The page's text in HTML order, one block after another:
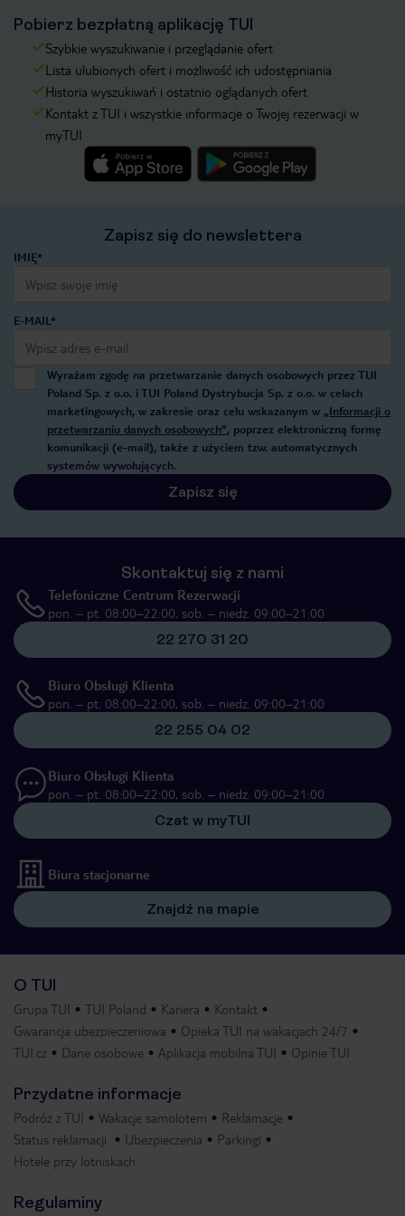
Pobierz bezpłatną aplikację TUI
Szybkie wyszukiwanie i przeglądanie ofert
Lista ulubionych ofert i możliwość ich udostępniania
Historia wyszukiwań i ostatnio oglądanych ofert
Kontakt z TUI i wszystkie informacje o Twojej rezerwacji w
myTUI
Zapisz się do newslettera
IMIĘ*
E-MAIL*
Wyrażam zgodę na przetwarzanie danych osobowych przez TUI
Poland Sp. z o.o. i TUI Poland Dystrybucja Sp. z o.o. w celach
marketingowych, w zakresie oraz celu wskazanym w „Informacji o
przetwarzaniu danych osobowych”, poprzez elektroniczną formę
komunikacji (e-mail), także z użyciem tzw. automatycznych
systemów wywołujących.
Zapisz się
Skontaktuj się z nami
Telefoniczne Centrum Rezerwacji
pon. – pt. 08:00–22:00, sob. – niedz. 09:00–21:00
22 270 31 20
Biuro Obsługi Klienta
pon. – pt. 08:00–22:00, sob. – niedz. 09:00–21:00
22 255 04 02
Biuro Obsługi Klienta
pon. – pt. 08:00–22:00, sob. – niedz. 09:00–21:00
Czat w myTUI
Biura stacjonarne
Znajdź na mapie
O TUI
Grupa TUI TUI Poland Kariera
Kontakt
Gwarancja ubezpieczeniowa
Opieka TUI na wakacjach 24/7
TUI.cz
Dane osobowe Aplikacja mobilna TUI Opinie TUI
Przydatne informacje
Podróż z TUI Wakacje samolotem
Reklamacje
Status reklamacji
Ubezpieczenia
Parkingi
Hotele przy lotniskach
Regulaminy